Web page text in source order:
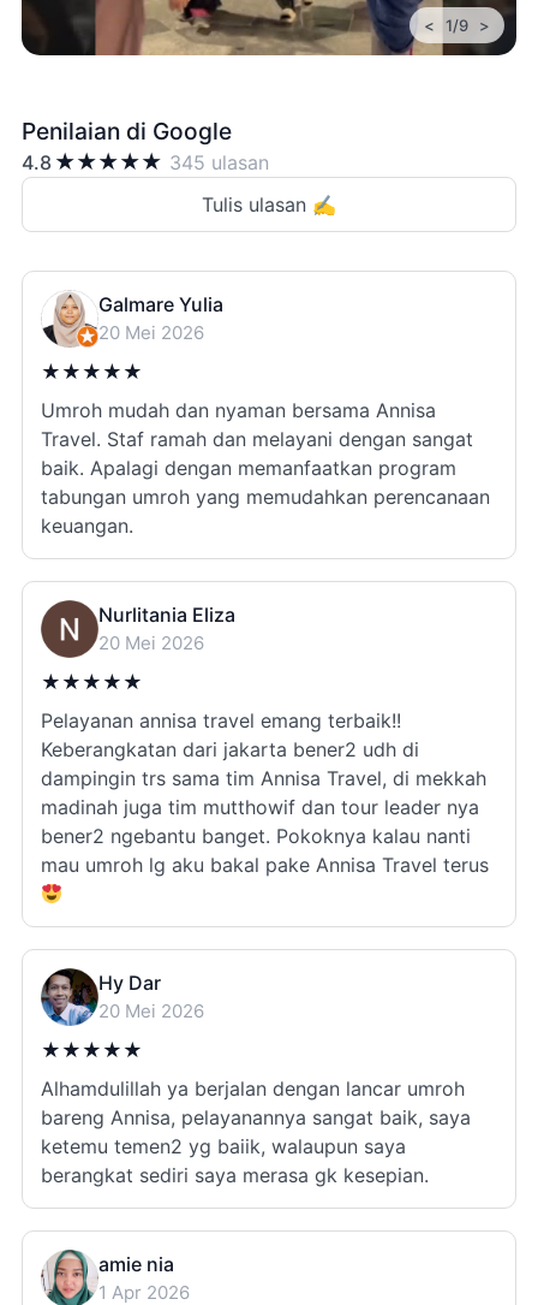
< 1/9 >
Penilaian di Google
4.8 ★★★★★ 345 ulasan
Tulis ulasan ✍️
Galmare Yulia
20 Mei 2026
★ ★ ★ ★ ★
Umroh mudah dan nyaman bersama Annisa
Travel. Staf ramah dan melayani dengan sangat
baik. Apalagi dengan memanfaatkan program
tabungan umroh yang memudahkan perencanaan
keuangan.
Nurlitania Eliza
20 Mei 2026
★ ★ ★ ★ ★
Pelayanan annisa travel emang terbaik!!
Keberangkatan dari jakarta bener2 udh di
dampingin trs sama tim Annisa Travel, di mekkah
madinah juga tim mutthowif dan tour leader nya
bener2 ngebantu banget. Pokoknya kalau nanti
mau umroh lg aku bakal pake Annisa Travel terus
Hy Dar
20 Mei 2026
★ ★ ★ ★ ★
Alhamdulillah ya berjalan dengan lancar umroh
bareng Annisa, pelayanannya sangat baik, saya
ketemu temen2 yg baiik, walaupun saya
berangkat sediri saya merasa gk kesepian.
amie nia
1 Apr 2026